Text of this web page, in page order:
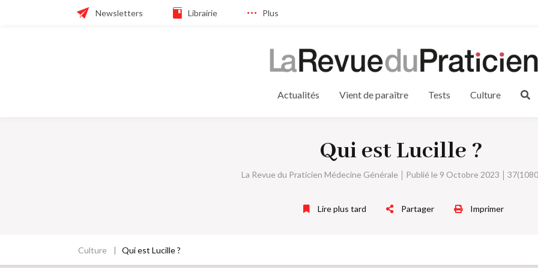
Header
Newsletters Librairie Plus
Actualités Vient de paraître Tests Culture
Qui est Lucille ?
La Revue du Praticien Médecine Générale Publié le 9 Octobre 2023
Lire plus tard Partager Imprimer
Culture Qui est Lucille ?